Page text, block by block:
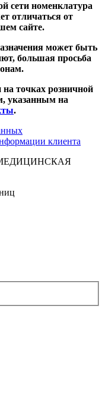
номенклатура
отличаться от
сайте.
может быть
большая просьба
точках розничной
указанным на
.
клиента